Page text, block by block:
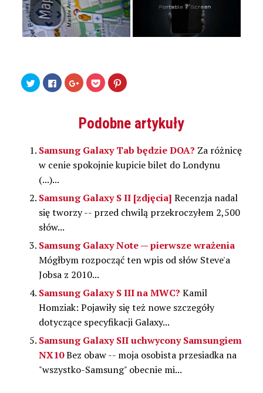
Udostępnij
na
Twitterze(Otwiera
Kliknij,
aby
udostępnić
nowym
Kliknij,
aby
udostępnić
(Otwiera
się
w
Kliknij
by
udostępnić
Pocket(Otwiera
się
w
Udostępniej
na
oknie)
Podobne artykuły
Samsung Galaxy Tab będzie DOA? Za różnicę
w cenie spokojnie kupicie bilet do Londynu
(...)...
Samsung Galaxy S II [zdjęcia] Recenzja nadal
się tworzy -- przed chwilą przekroczyłem 2,500
słów...
Samsung Galaxy Note — pierwsze wrażenia
Mógłbym rozpocząć ten wpis od słów Steve'a
Jobsa z 2010...
Samsung Galaxy S III na MWC? Kamil
Homziak: Pojawiły się też nowe szczegóły
dotyczące specyfikacji Galaxy...
Samsung Galaxy SII uchwycony Samsungiem
NX10Bez obaw -- moja osobista przesiadka na
"wszystko-Samsung" obecnie mi...